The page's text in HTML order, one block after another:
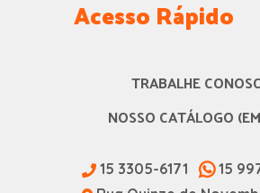
Acesso Rápido
TRABALHE
NOSSO CATÁLOGO
15 3305-6171
15